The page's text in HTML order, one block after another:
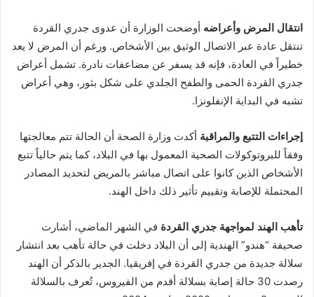
انتقال المرض وأعراضه أوضحت الوزارة أن عدوى جدري القردة
تنتقل عادة عبر الاتصال الوثيق بين الأشخاص. ورغم أن المرض لا يعد
خطيراً في العادة، فإنه قد يسفر عن مضاعفات نادرة. تشمل أعراض
جدري القردة الحمى والطفح الجلدي على شكل بثور، وهي أعراض
تشبه في البداية الإنفلونزا.
إجراءات التتبع والمراقبة أكدت وزارة الصحة أن الحالة تتم معالجتها
وفقاً للبروتوكولات الصحية المعمول بها في البلاد، كما يتم حالياً تتبع
الأشخاص الذين كانوا على اتصال مباشر بالمريض لتحديد المصادر
المحتملة للإصابة وتقييم تأثير ذلك داخل الهند.
تأهب الهند لمواجهة جدري القردة في الشهر الماضي، أشارت
صحيفة “هندو” الهندية إلى أن البلاد دخلت في حالة تأهب بعد انتشار
سلالة جديدة من جدري القردة في إفريقيا. الجدير بالذكر أن الهند
رصدت 30 حالة إصابة بسلالة أقدم من الفيروس، تُعرف بالسلالة